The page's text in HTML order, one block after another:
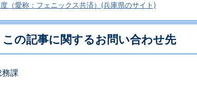
（愛称：フェニックス共済）(兵庫県のサイト)
この記事に関するお問い合わせ先
務課